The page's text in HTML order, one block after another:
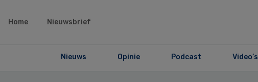
Home Nieuwsbrief
Nieuws Opinie Podcast Video’s